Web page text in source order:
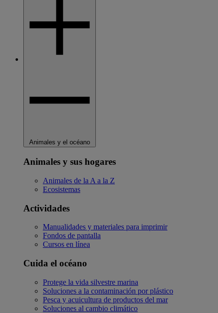
Animales y el océano
Animales y sus hogares
Animales de la A a la Z
Ecosistemas
Actividades
Manualidades y materiales para imprimir
Fondos de pantalla
Cursos en línea
Cuida el océano
Protege la vida silvestre marina
Soluciones a la contaminación por plástico
Pesca y acuicultura de productos del mar
Soluciones al cambio climático